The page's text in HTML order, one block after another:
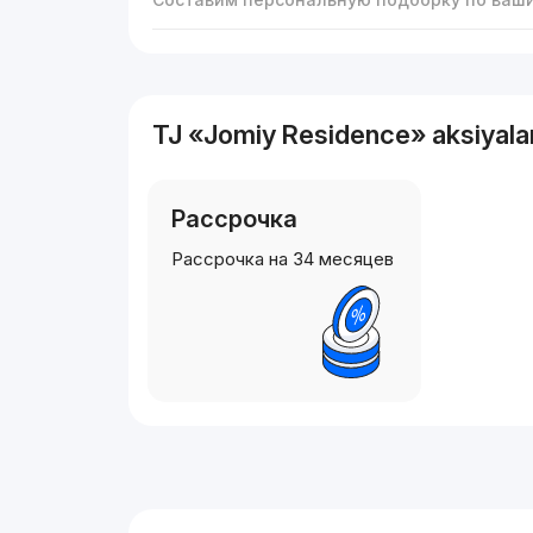
TJ «Jomiy Residence»
Рассрочка
Рассрочка на 34 месяцев